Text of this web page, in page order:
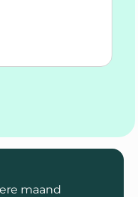
Een PR op de
maand